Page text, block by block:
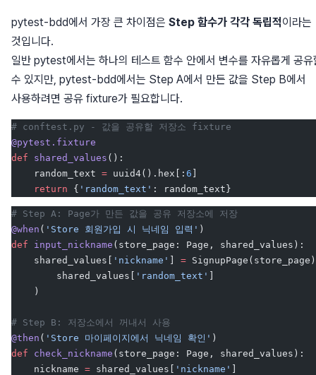
pytest-bdd에서 가장 큰 차이점은 Step 함수가 각각 독립적이라는
것입니다.
일반 pytest에서는 하나의 테스트 함수 안에서 변수를 자유롭게 공유
수 있지만, pytest-bdd에서는 Step A에서 만든 값을 Step B에서
사용하려면 공유 fixture가 필요합니다.
# conftest.py - 값을 공유할 저장소 fixture
@pytest.fixture
def shared_values ():
    random_text
= uuid4().hex[: 6
    return
{ 'random_text' : random_text}
# Step A: Page가 만든 값을 공유 저장소에 저장
@when ( 'Store 회원가입 시 닉네임 입력' )
def input_nickname (store_page: Page, shared_values):
    shared_values[
'nickname' =
        shared_values[
'random_text'
    )
# Step B: 저장소에서 꺼내서 사용
@then ( 'Store 마이페이지에서 닉네임 확인' )
def check_nickname (store_page: Page, shared_values):
    nickname
= shared_values[ 'nickname'